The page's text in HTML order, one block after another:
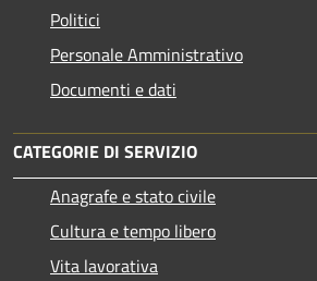
Politici
Personale Amministrativo
Documenti e dati
CATEGORIE DI SERVIZIO
Anagrafe e stato civile
Cultura e tempo libero
Vita lavorativa